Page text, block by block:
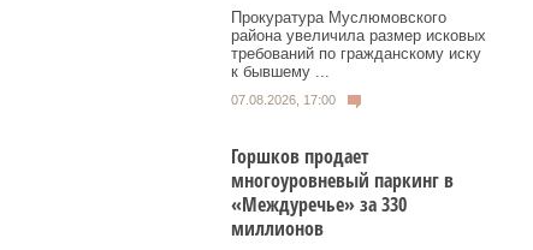
Прокуратура Муслюмовского
района увеличила размер исковых
требований по гражданскому иску
к бывшему ...
07.08.2026, 17:00
Горшков продает
многоуровневый паркинг в
«Междуречье» за 330
миллионов